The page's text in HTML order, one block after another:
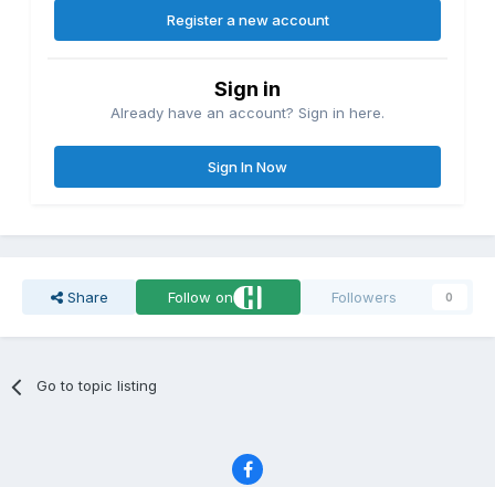
Register a new account
Sign in
Already have an account? Sign in here.
Sign In Now
Share Follow on Followers 0
Go to topic listing